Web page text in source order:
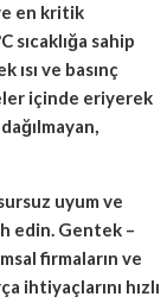
en kritik
sıcaklığa sahip
ve basınç
içinde eriyerek
uyum ve
edin. Gentek –
firmaların ve
ihtiyaçlarını hızlı